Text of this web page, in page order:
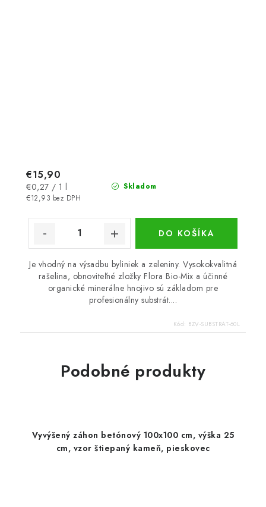
Skladom
€12,93 bez DPH
€15,90
Jednotková
cena:
€0,27 / 1 l
DO KOŠÍKA
Je vhodný na výsadbu byliniek a zeleniny. Vysokokvalitná
rašelina, obnoviteľné zložky Flora Bio-Mix a účinné
organické minerálne hnojivo sú základom pre
profesionálny substrát....
Kód: BZV-SUBSTRAT-60L
Podobné produkty
Vyvýšený záhon betónový 100x100 cm, výška 25
cm, vzor štiepaný kameň, pieskovec